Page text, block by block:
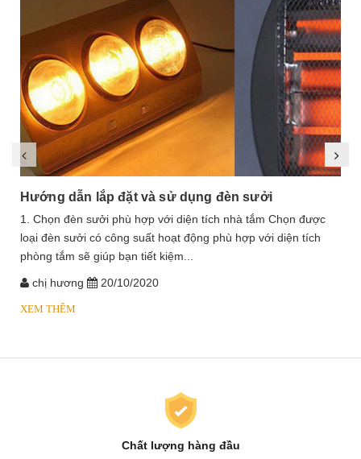
Hướng dẫn lắp đặt và sử dụng đèn sưởi
1. Chọn đèn sưởi phù hợp với diện tích nhà tắm Chọn được
loại đèn sưởi có công suất hoạt động phù hợp với diện tích
phòng tắm sẽ giúp bạn tiết kiệm...
chị hương 20/10/2020
XEM THÊM
Chất lượng hàng đầu